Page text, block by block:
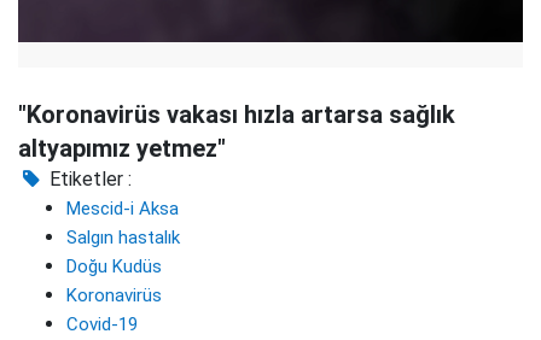
"Koronavirüs vakası hızla artarsa sağlık
altyapımız yetmez"
Etiketler :
Mescid-i Aksa
Salgın hastalık
Doğu Kudüs
Koronavirüs
Covid-19